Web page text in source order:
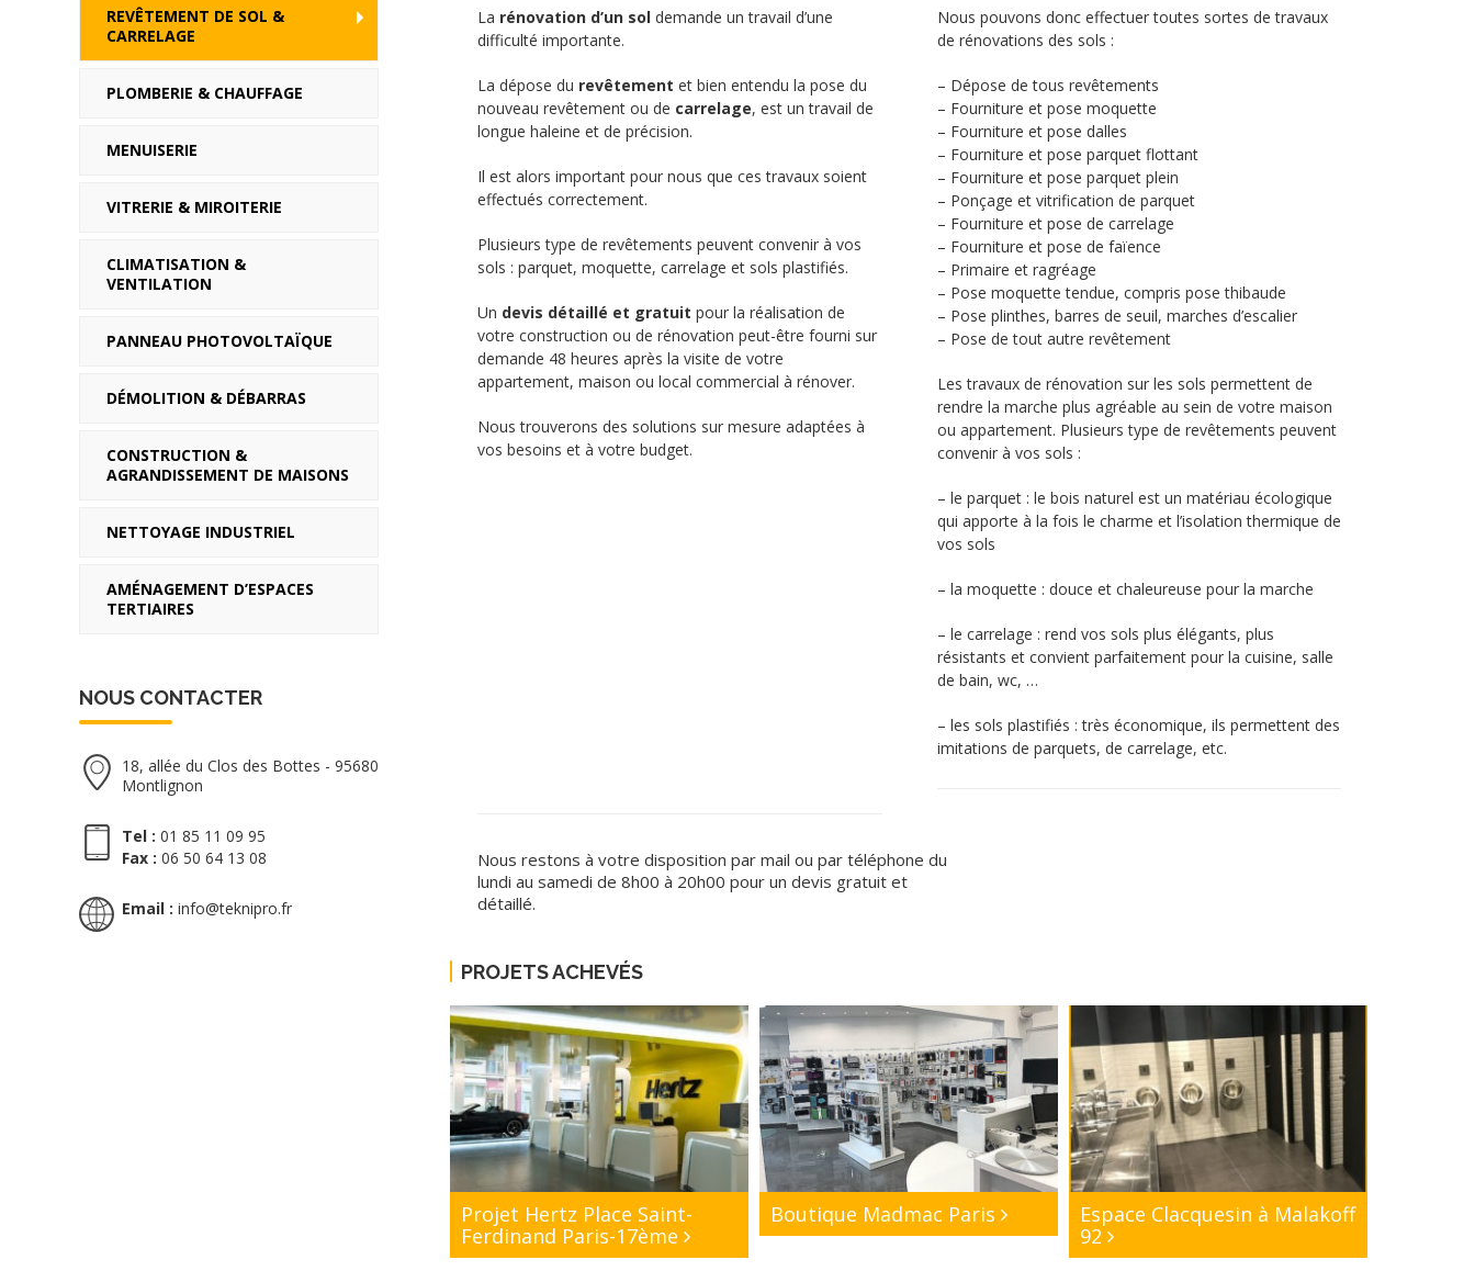
La rénovation d’un sol demande un travail d’une
difficulté importante.
La dépose du revêtement et bien entendu la pose du
nouveau revêtement ou de carrelage, est un travail de
longue haleine et de précision.
Il est alors important pour nous que ces travaux soient
effectués correctement.
Plusieurs type de revêtements peuvent convenir à vos
sols : parquet, moquette, carrelage et sols plastifiés.
Un devis détaillé et gratuit pour la réalisation de
votre construction ou de rénovation peut-être fourni sur
demande 48 heures après la visite de votre
appartement, maison ou local commercial à rénover.
Nous trouverons des solutions sur mesure adaptées à
vos besoins et à votre budget.
Nous restons à votre disposition par mail ou par téléphone du
lundi au samedi de 8h00 à 20h00 pour un devis gratuit et
détaillé.
Nous pouvons donc effectuer toutes sortes de travaux
de rénovations des sols :
– Dépose de tous revêtements
– Fourniture et pose moquette
– Fourniture et pose dalles
– Fourniture et pose parquet flottant
– Fourniture et pose parquet plein
– Ponçage et vitrification de parquet
– Fourniture et pose de carrelage
– Fourniture et pose de faïence
– Primaire et ragréage
– Pose moquette tendue, compris pose thibaude
– Pose plinthes, barres de seuil, marches d’escalier
– Pose de tout autre revêtement
Les travaux de rénovation sur les sols permettent de
rendre la marche plus agréable au sein de votre maison
ou appartement. Plusieurs type de revêtements peuvent
convenir à vos sols :
– le parquet : le bois naturel est un matériau écologique
qui apporte à la fois le charme et l’isolation thermique de
vos sols
– la moquette : douce et chaleureuse pour la marche
– le carrelage : rend vos sols plus élégants, plus
résistants et convient parfaitement pour la cuisine, salle
de bain, wc, …
– les sols plastifiés : très économique, ils permettent des
imitations de parquets, de carrelage, etc.
PROJETS ACHEVÉS
Projet Hertz Place Saint-
Ferdinand Paris-17ème
Boutique Madmac Paris
Espace Clacquesin à Malakoff
92
REVÊTEMENT DE SOL &
CARRELAGE
PLOMBERIE & CHAUFFAGE
MENUISERIE
VITRERIE & MIROITERIE
CLIMATISATION &
VENTILATION
PANNEAU PHOTOVOLTAÏQUE
DÉMOLITION & DÉBARRAS
CONSTRUCTION &
AGRANDISSEMENT DE MAISONS
NETTOYAGE INDUSTRIEL
AMÉNAGEMENT D’ESPACES
TERTIAIRES
NOUS CONTACTER
18, allée du Clos des Bottes - 95680
Montlignon
Tel : 01 85 11 09 95
Fax : 06 50 64 13 08
Email : info@teknipro.fr